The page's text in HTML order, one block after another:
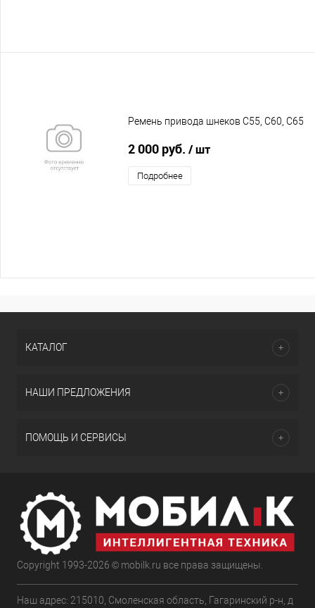
Ремень привода шнеков C55, C60, C65
2 000 руб. / шт
Подробнее
КАТАЛОГ
НАШИ ПРЕДЛОЖЕНИЯ
ПОМОЩЬ И СЕРВИСЫ
Copyright 1993-2026 © mobilk.ru все права защищены.
Наш адрес: 215010, Смоленская область, Гагаринский р-н, д